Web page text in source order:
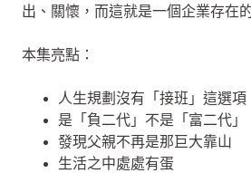
出、關懷，而這就是一個企業存在
本集亮點：
人生規劃沒有「接班」這選項
是「負二代」不是「富二代」
發現父親不再是那巨大靠山
生活之中處處有蛋